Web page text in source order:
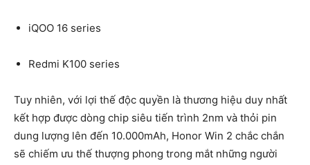
iQOO 16 series
Redmi K100 series
Tuy nhiên, với lợi thế độc quyền là thương hiệu duy nhất
kết hợp được dòng chip siêu tiến trình 2nm và thỏi pin
dung lượng lên đến 10.000mAh, Honor Win 2 chắc chắn
sẽ chiếm ưu thế thượng phong trong mắt những người